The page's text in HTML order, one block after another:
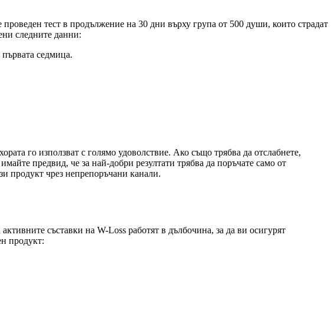
тест в продължение на 30 дни върху група от 500 души, които страдат
следните данни:
седмица.
го използват с голямо удоволствие. Ако също трябва да отслабнете,
предвид, че за най-добри резултати трябва да поръчате само от
продукт чрез непрепоръчани канали.
съставки на W-Loss работят в дълбочина, за да ви осигурят
продукт: